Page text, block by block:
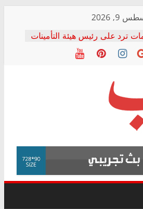
9, 2026
ترد على رئيس هيئة التأمينات
الصحفي: إنكار الأزمة لا ينهي
المعاشات.. ونطالب بكشف
يكتب: القطاع الصحي إلى
الشعبي يطلق لجنة “الحق
بالإسكندرية لرصد الانتهاكات
لمدينة الصحفيين.. وانتهاء أعمال
الإداري
لحقوق الإنسان يعلن
الدكتور محمد زهران.. ويؤكد:
وضمانات المحاكمة العادلة